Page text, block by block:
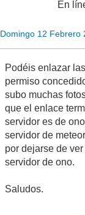
En
Domingo 12 Febrero
Podéis enlazar
permiso
subo muchas
que el enlace
servidor es de
servidor de
por dejarse de
servidor de ono.
Saludos.